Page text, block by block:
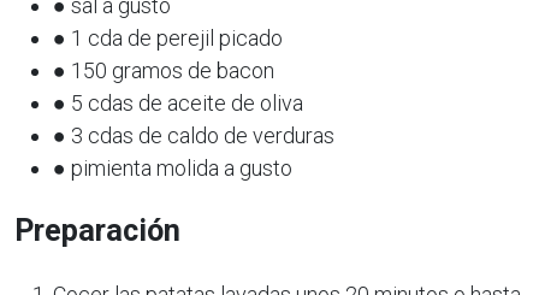
● sal a gusto
● 1 cda de perejil picado
● 150 gramos de bacon
● 5 cdas de aceite de oliva
● 3 cdas de caldo de verduras
● pimienta molida a gusto
Preparación